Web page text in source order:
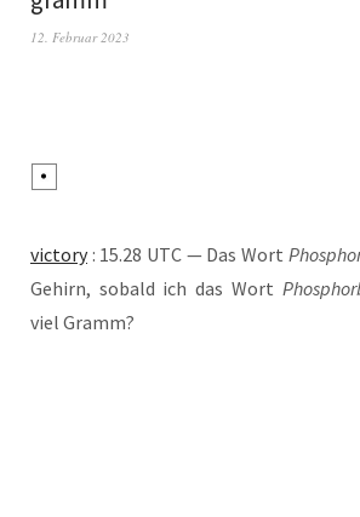
12. Februar 2023
vic­to­ry: 15.28 UTC — Das Wort
Gehirn, sobald ich das Wort
viel Gramm?